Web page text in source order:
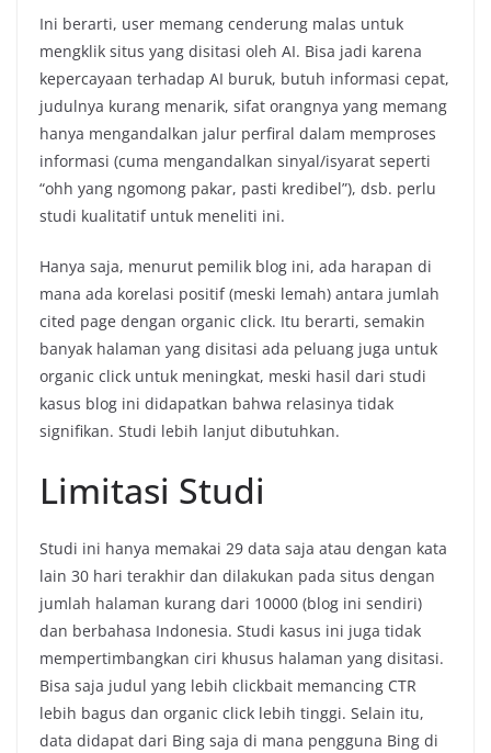
Ini berarti, user memang cenderung malas untuk
mengklik situs yang disitasi oleh AI. Bisa jadi karena
kepercayaan terhadap AI buruk, butuh informasi cepat,
judulnya kurang menarik, sifat orangnya yang memang
hanya mengandalkan jalur perfiral dalam memproses
informasi (cuma mengandalkan sinyal/isyarat seperti
“ohh yang ngomong pakar, pasti kredibel”), dsb. perlu
studi kualitatif untuk meneliti ini.
Hanya saja, menurut pemilik blog ini, ada harapan di
mana ada korelasi positif (meski lemah) antara jumlah
cited page dengan organic click. Itu berarti, semakin
banyak halaman yang disitasi ada peluang juga untuk
organic click untuk meningkat, meski hasil dari studi
kasus blog ini didapatkan bahwa relasinya tidak
signifikan. Studi lebih lanjut dibutuhkan.
Limitasi Studi
Studi ini hanya memakai 29 data saja atau dengan kata
lain 30 hari terakhir dan dilakukan pada situs dengan
jumlah halaman kurang dari 10000 (blog ini sendiri)
dan berbahasa Indonesia. Studi kasus ini juga tidak
mempertimbangkan ciri khusus halaman yang disitasi.
Bisa saja judul yang lebih clickbait memancing CTR
lebih bagus dan organic click lebih tinggi. Selain itu,
data didapat dari Bing saja di mana pengguna Bing di